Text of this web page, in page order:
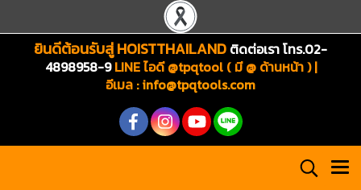
ยินดีต้อนรับสู่ HOISTTHAILAND ติดต่อเรา โทร.02-
4898958-9LINE ไอดี @tpqtool ( มี @ ด้านหน้า ) |
อีเมล :info@tpqtools.com